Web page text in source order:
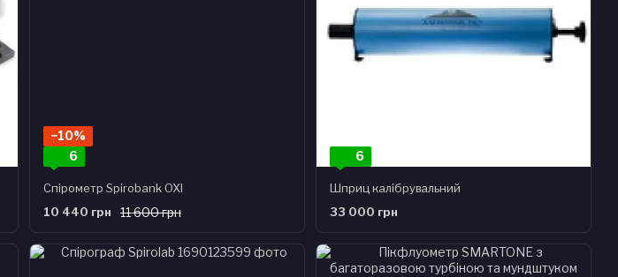
−10%
6
Спірометр Spirobank OXI
11 600 грн
10 440 грн
6
Шприц калібрувальний
33 000 грн